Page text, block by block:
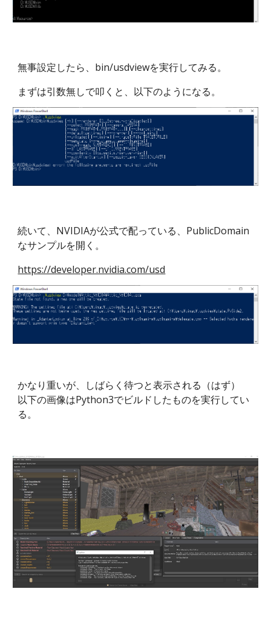
無事設定したら、bin/usdviewを実行してみる。
まずは引数無しで叩くと、以下のようになる。
続いて、NVIDIAが公式で配っている、PublicDomain
なサンプルを開く。
https://developer.nvidia.com/usd
かなり重いが、しばらく待つと表示される（はず）
以下の画像はPython3でビルドしたものを実行してい
る。